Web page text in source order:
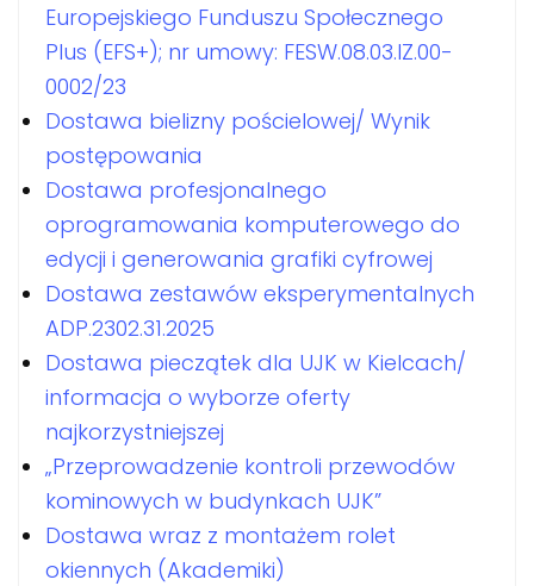
Europejskiego Funduszu Społecznego
Plus (EFS+); nr umowy: FESW.08.03.IZ.00-
0002/23
Dostawa bielizny pościelowej/ Wynik
postępowania
Dostawa profesjonalnego
oprogramowania komputerowego do
edycji i generowania grafiki cyfrowej
Dostawa zestawów eksperymentalnych
ADP.2302.31.2025
Dostawa pieczątek dla UJK w Kielcach/
informacja o wyborze oferty
najkorzystniejszej
„Przeprowadzenie kontroli przewodów
kominowych w budynkach UJK”
Dostawa wraz z montażem rolet
okiennych (Akademiki)